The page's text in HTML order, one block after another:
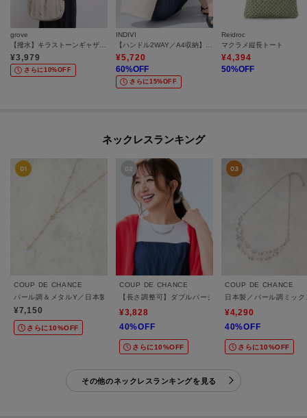
grove
【撥水】キラストーンギャザートート
¥3,979
さらに10%OFF
INDIVI
【ハンドル2WAY／A4収納】スカーフハンドル バケツバッグ
¥5,720
60%OFF
さらに15%OFF
Reidroc
マクラメ縦長トート
¥4,394
50%OFF
ネックレスランキング
COUP DE CHANCE
パール調＆メタルY／日本製／長さ調整可能
¥7,150
さらに10%OFF
COUP DE CHANCE
【長さ調整可】ダブルバーショートネックレス
¥3,828
40%OFF
さらに10%OFF
COUP DE CHANCE
日本製／パール調ミッ
¥4,290
40%OFF
さらに10%OFF
その他のネックレスランキングを見る